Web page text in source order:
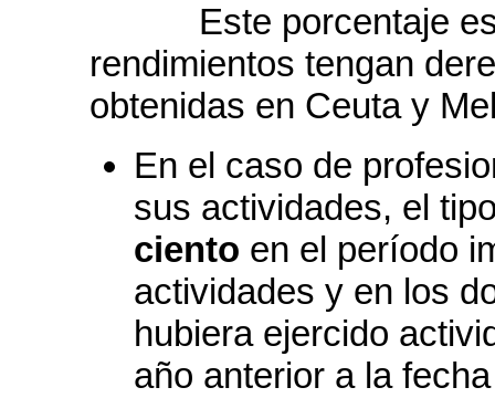
Este porcentaje
rendimientos tengan
obtenidas en Ceuta y
En el caso de
sus actividades, el
ciento en el período
actividades y en los
hubiera ejercido
año anterior a la